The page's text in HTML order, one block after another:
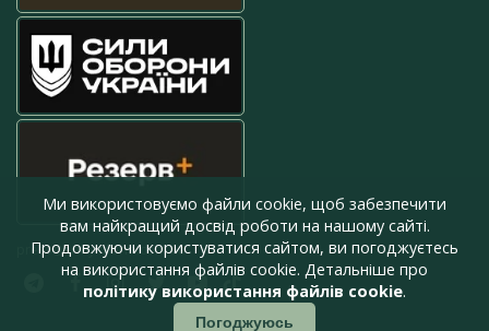
press@armyinform.com.ua
Ми використовуємо файли cookie, щоб забезпечити
вам найкращий досвід роботи на нашому сайті.
Продовжуючи користуватися сайтом, ви погоджуєтесь
на використання файлів cookie. Детальніше про
політику використання файлів cookie.
Погоджуюсь